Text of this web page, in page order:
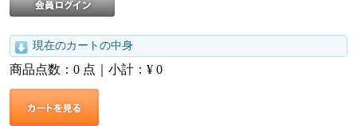
現在のカートの中身
商品点数： 0 点｜小計：¥ 0